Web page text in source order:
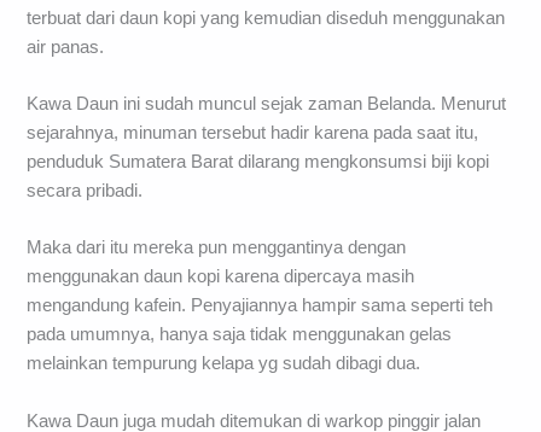
terbuat dari daun kopi yang kemudian diseduh menggunakan
air panas.
Kawa Daun ini sudah muncul sejak zaman Belanda. Menurut
sejarahnya, minuman tersebut hadir karena pada saat itu,
penduduk Sumatera Barat dilarang mengkonsumsi biji kopi
secara pribadi.
Maka dari itu mereka pun menggantinya dengan
menggunakan daun kopi karena dipercaya masih
mengandung kafein. Penyajiannya hampir sama seperti teh
pada umumnya, hanya saja tidak menggunakan gelas
melainkan tempurung kelapa yg sudah dibagi dua.
Kawa Daun juga mudah ditemukan di warkop pinggir jalan